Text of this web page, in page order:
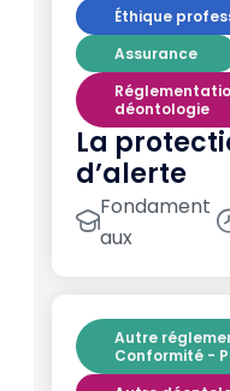
Éthique
Assurance
déontologie
La
d’alerte
Fondament
aux
Autre
Conformité -